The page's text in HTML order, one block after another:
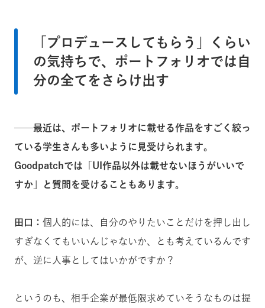
「プロデュースしてもらう」くらい
の気持ちで、ポートフォリオでは自
分の全てをさらけ出す
──最近は、ポートフォリオに載せる作品をすごく絞っ
ている学生さんも多いように見受けられます。
Goodpatchでは「UI作品以外は載せないほうがいいで
すか」と質問を受けることもあります。
田口： 個人的には、自分のやりたいことだけを押し出し
すぎなくてもいいんじゃないか、とも考えているんです
が、逆に人事としてはいかがですか？
というのも、相手企業が最低限求めていそうなものは提